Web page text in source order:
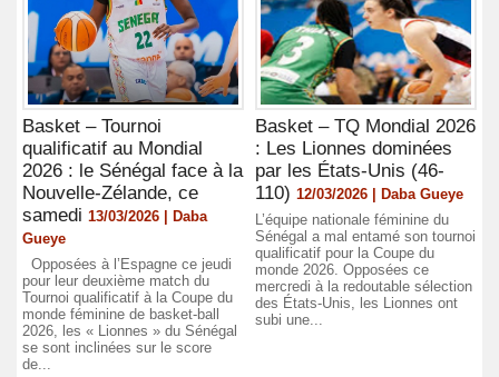
Basket – Tournoi
qualificatif au Mondial
2026 : le Sénégal face à la
Nouvelle-Zélande, ce
samedi 13/03/2026 | Daba
Gueye
Opposées à l’Espagne ce jeudi
pour leur deuxième match du
Tournoi qualificatif à la Coupe du
monde féminine de basket-ball
2026, les « Lionnes » du Sénégal
se sont inclinées sur le score
de...
Basket – TQ Mondial 2026
: Les Lionnes dominées
par les États-Unis (46-
110) 12/03/2026 | Daba Gueye
L’équipe nationale féminine du
Sénégal a mal entamé son tournoi
qualificatif pour la Coupe du
monde 2026. Opposées ce
mercredi à la redoutable sélection
des États-Unis, les Lionnes ont
subi une...